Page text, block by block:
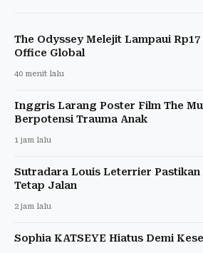
The Odyssey Melejit Lampaui
Office Global
40 menit lalu
Inggris Larang Poster Film The
Berpotensi Trauma Anak
1 jam lalu
Sutradara Louis Leterrier Pastikan
Tetap Jalan
2 jam lalu
Sophia KATSEYE Hiatus Demi